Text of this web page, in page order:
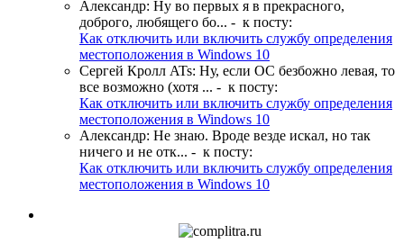
Александр: Ну во первых я в прекрасного,
доброго, любящего бо... - к посту:
Как отключить или включить службу определения
местоположения в Windows 10
Сергей Кролл ATs: Ну, если ОС безбожно левая, то
все возможно (хотя ... - к посту:
Как отключить или включить службу определения
местоположения в Windows 10
Александр: Не знаю. Вроде везде искал, но так
ничего и не отк... - к посту:
Как отключить или включить службу определения
местоположения в Windows 10